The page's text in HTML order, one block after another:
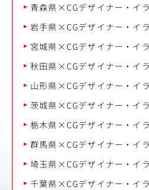
青森県×CGデザイナー・イ
岩手県×CGデザイナー・イ
宮城県×CGデザイナー・イ
秋田県×CGデザイナー・イ
山形県×CGデザイナー・イ
茨城県×CGデザイナー・イ
栃木県×CGデザイナー・イ
群馬県×CGデザイナー・イ
埼玉県×CGデザイナー・イ
千葉県×CGデザイナー・イ